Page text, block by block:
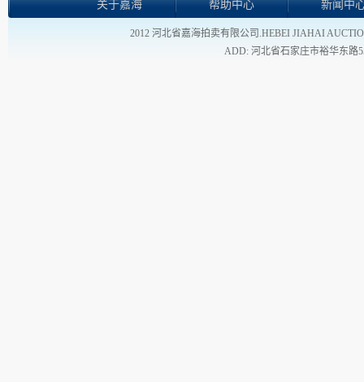
关于嘉海 帮助中心 新闻中
2012 河北省嘉海拍卖有限公司.HEBEI JIAHAI
ADD: 河北省石家庄市裕华东路